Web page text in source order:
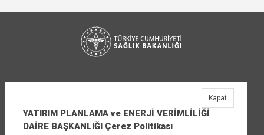
YATIRIM PLANLAMA ve ENERJİ VERİMLİLİĞİ
DAİRE BAŞKANLIĞI Çerez Politikası
Kapat